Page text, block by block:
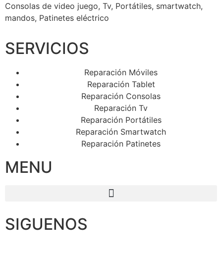
Consolas de video juego, Tv, Portátiles, smartwatch,
mandos, Patinetes eléctrico
SERVICIOS
Reparación Móviles
Reparación Tablet
Reparación Consolas
Reparación Tv
Reparación Portátiles
Reparación Smartwatch
Reparación Patinetes
MENU
SIGUENOS